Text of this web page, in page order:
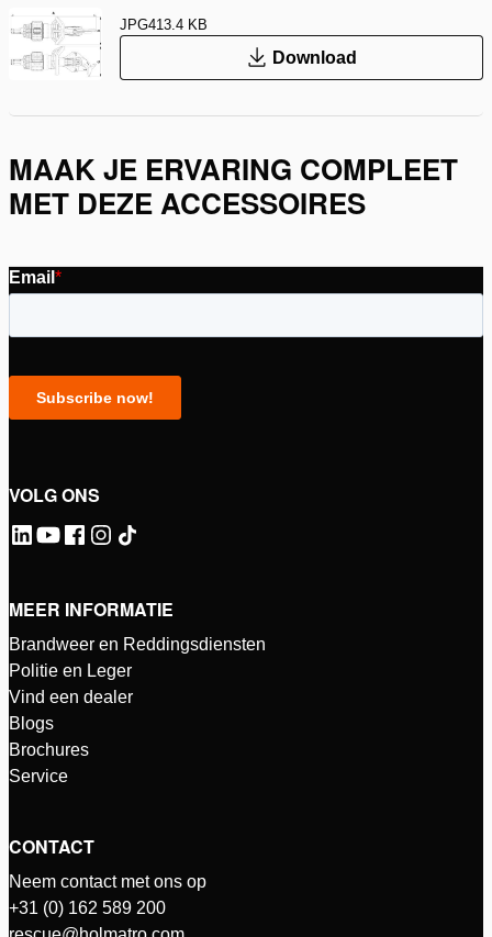
JPG413.4 KB
Download
MAAK JE ERVARING COMPLEET
MET DEZE ACCESSOIRES
VOLG ONS
MEER INFORMATIE
Brandweer en Reddingsdiensten
Politie en Leger
Vind een dealer
Blogs
Brochures
Service
CONTACT
Neem contact met ons op
+31 (0) 162 589 200